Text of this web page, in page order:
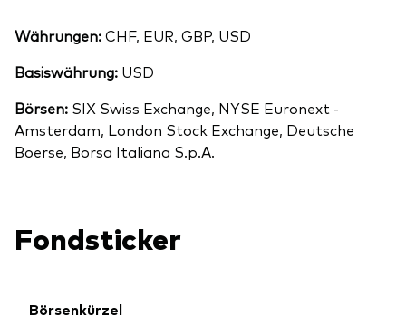
Währungen:CHF, EUR, GBP, USD
Basiswährung: USD
Börsen: SIX Swiss Exchange, NYSE Euronext -
Amsterdam, London Stock Exchange, Deutsche
Boerse, Borsa Italiana S.p.A.
Fondsticker
Börsenkürzel